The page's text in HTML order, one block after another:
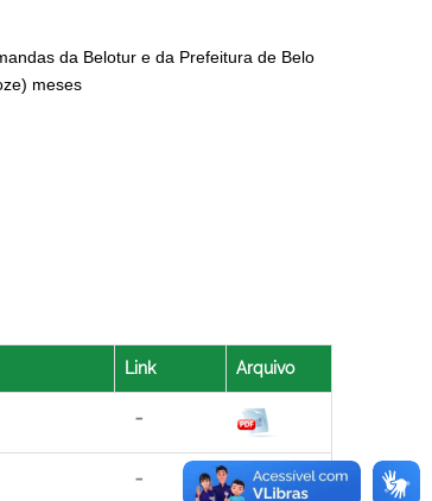
da Belotur e da Prefeitura de Belo
meses
Link Arquivo